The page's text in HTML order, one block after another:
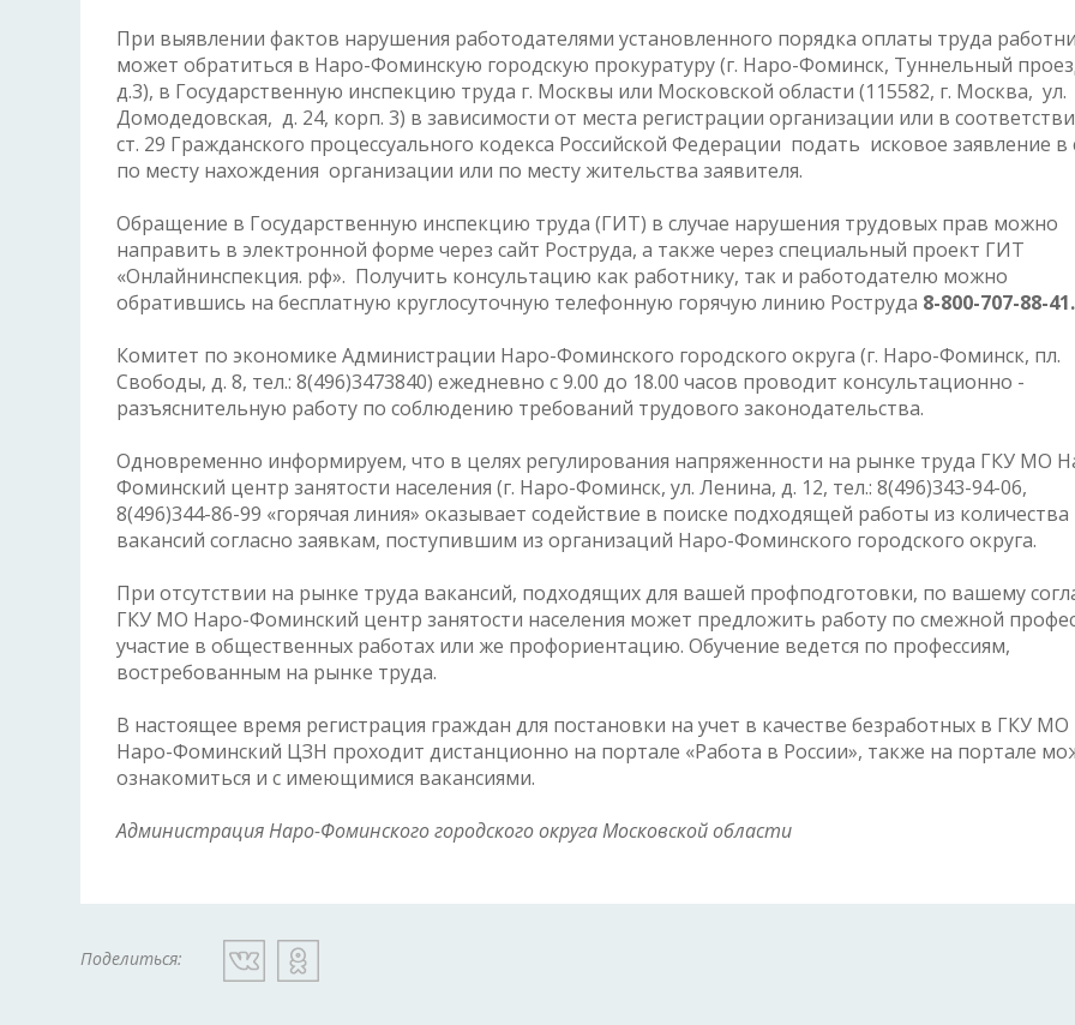
При выявлении фактов нарушения работодателями установленного порядка оплаты труда
может обратиться в Наро-Фоминскую городскую прокуратуру (г. Наро-Фоминск, Туннельный
д.3), в Государственную инспекцию труда г. Москвы или Московской области (115582, г. Москва, ул.
Домодедовская, д. 24, корп. 3) в зависимости от места регистрации организации или в
ст. 29 Гражданского процессуального кодекса Российской Федерации подать исковое заявление в
по месту нахождения организации или по месту жительства заявителя.
Обращение в Государственную инспекцию труда (ГИТ) в случае нарушения трудовых прав можно
направить в электронной форме через сайт Роструда, а также через специальный проект ГИТ
«Онлайнинспекция. рф». Получить консультацию как работнику, так и работодателю можно
обратившись на бесплатную круглосуточную телефонную горячую линию Роструда 8-800-707-88-41.
Комитет по экономике Администрации Наро-Фоминского городского округа (г. Наро-Фоминск, пл.
Свободы, д. 8, тел.: 8(496)3473840) ежедневно с 9.00 до 18.00 часов проводит консультационно -
разъяснительную работу по соблюдению требований трудового законодательства.
Одновременно информируем, что в целях регулирования напряженности на рынке труда ГКУ МО
Фоминский центр занятости населения (г. Наро-Фоминск, ул. Ленина, д. 12, тел.: 8(496)343-94-06,
8(496)344-86-99 «горячая линия» оказывает содействие в поиске подходящей работы из количества
вакансий согласно заявкам, поступившим из организаций Наро-Фоминского городского округа.
При отсутствии на рынке труда вакансий, подходящих для вашей профподготовки, по вашему
ГКУ МО Наро-Фоминский центр занятости населения может предложить работу по смежной
участие в общественных работах или же профориентацию. Обучение ведется по профессиям,
востребованным на рынке труда.
В настоящее время регистрация граждан для постановки на учет в качестве безработных в ГКУ МО
Наро-Фоминский ЦЗН проходит дистанционно на портале «Работа в России», также на портале
ознакомиться и с имеющимися вакансиями.
Администрация Наро-Фоминского городского округа Московской области
Поделиться: